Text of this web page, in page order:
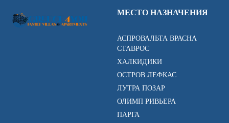
МЕСТО НАЗНАЧЕНИЯ
АСПРОВАЛЬТА ВРАСНА
СТАВРОС
ХАЛКИДИКИ
ОСТРОВ ЛЕФКАС
ЛУТРА ПОЗАР
ОЛИМП РИВЬЕРА
ПАРГА